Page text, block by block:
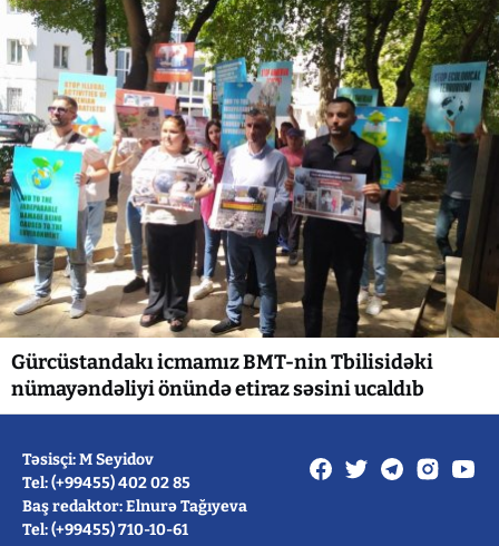
Gürcüstandakı icmamız BMT-nin Tbilisidəki
nümayəndəliyi önündə etiraz səsini ucaldıb
Təsisçi: M Seyidov
Tel: (+99455) 402 02 85
Baş redaktor: Elnurə Tağıyeva
Tel: (+99455) 710-10-61